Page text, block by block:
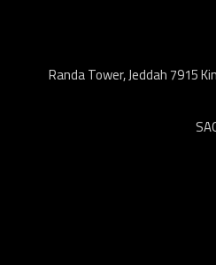
Randa Tower, Jeddah 7915